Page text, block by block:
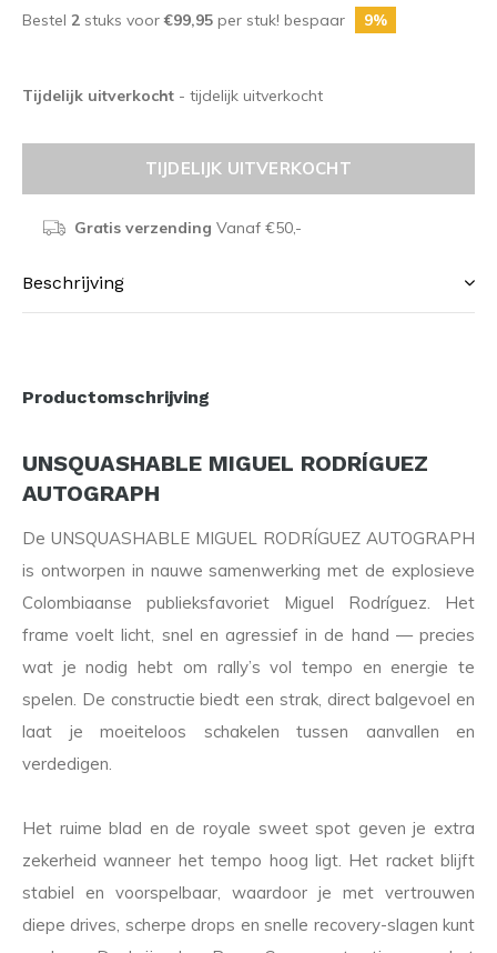
Bestel 2 stuks voor€99,95 per stuk! bespaar 9%
Tijdelijk uitverkocht - tijdelijk uitverkocht
TIJDELIJK UITVERKOCHT
Gratis verzending Vanaf €50,-
Beschrijving
Productomschrijving
UNSQUASHABLE MIGUEL RODRÍGUEZ
AUTOGRAPH
De UNSQUASHABLE MIGUEL RODRÍGUEZ AUTOGRAPH
is ontworpen in nauwe samenwerking met de explosieve
Colombiaanse publieksfavoriet Miguel Rodríguez. Het
frame voelt licht, snel en agressief in de hand — precies
wat je nodig hebt om rally’s vol tempo en energie te
spelen. De constructie biedt een strak, direct balgevoel en
laat je moeiteloos schakelen tussen aanvallen en
verdedigen.
Het ruime blad en de royale sweet spot geven je extra
zekerheid wanneer het tempo hoog ligt. Het racket blijft
stabiel en voorspelbaar, waardoor je met vertrouwen
diepe drives, scherpe drops en snelle recovery-slagen kunt